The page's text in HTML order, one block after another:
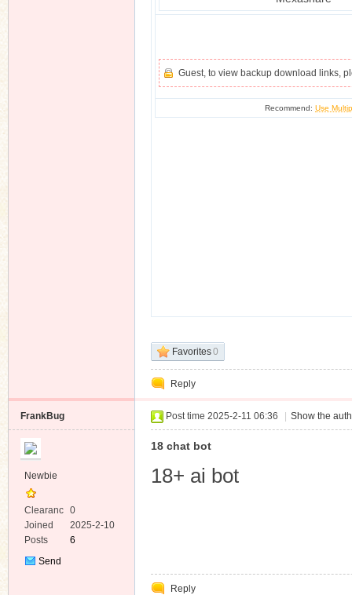
Guest, to view backup download links,
Recommend:Use
Favorites0
Reply
FrankBug
Newbie
Clearanc
e
0
Joined
2025-2-10
Posts
6
Send
Post time 2025-2-11 06:36 Show the
18 chat bot
18+ ai bot
Reply